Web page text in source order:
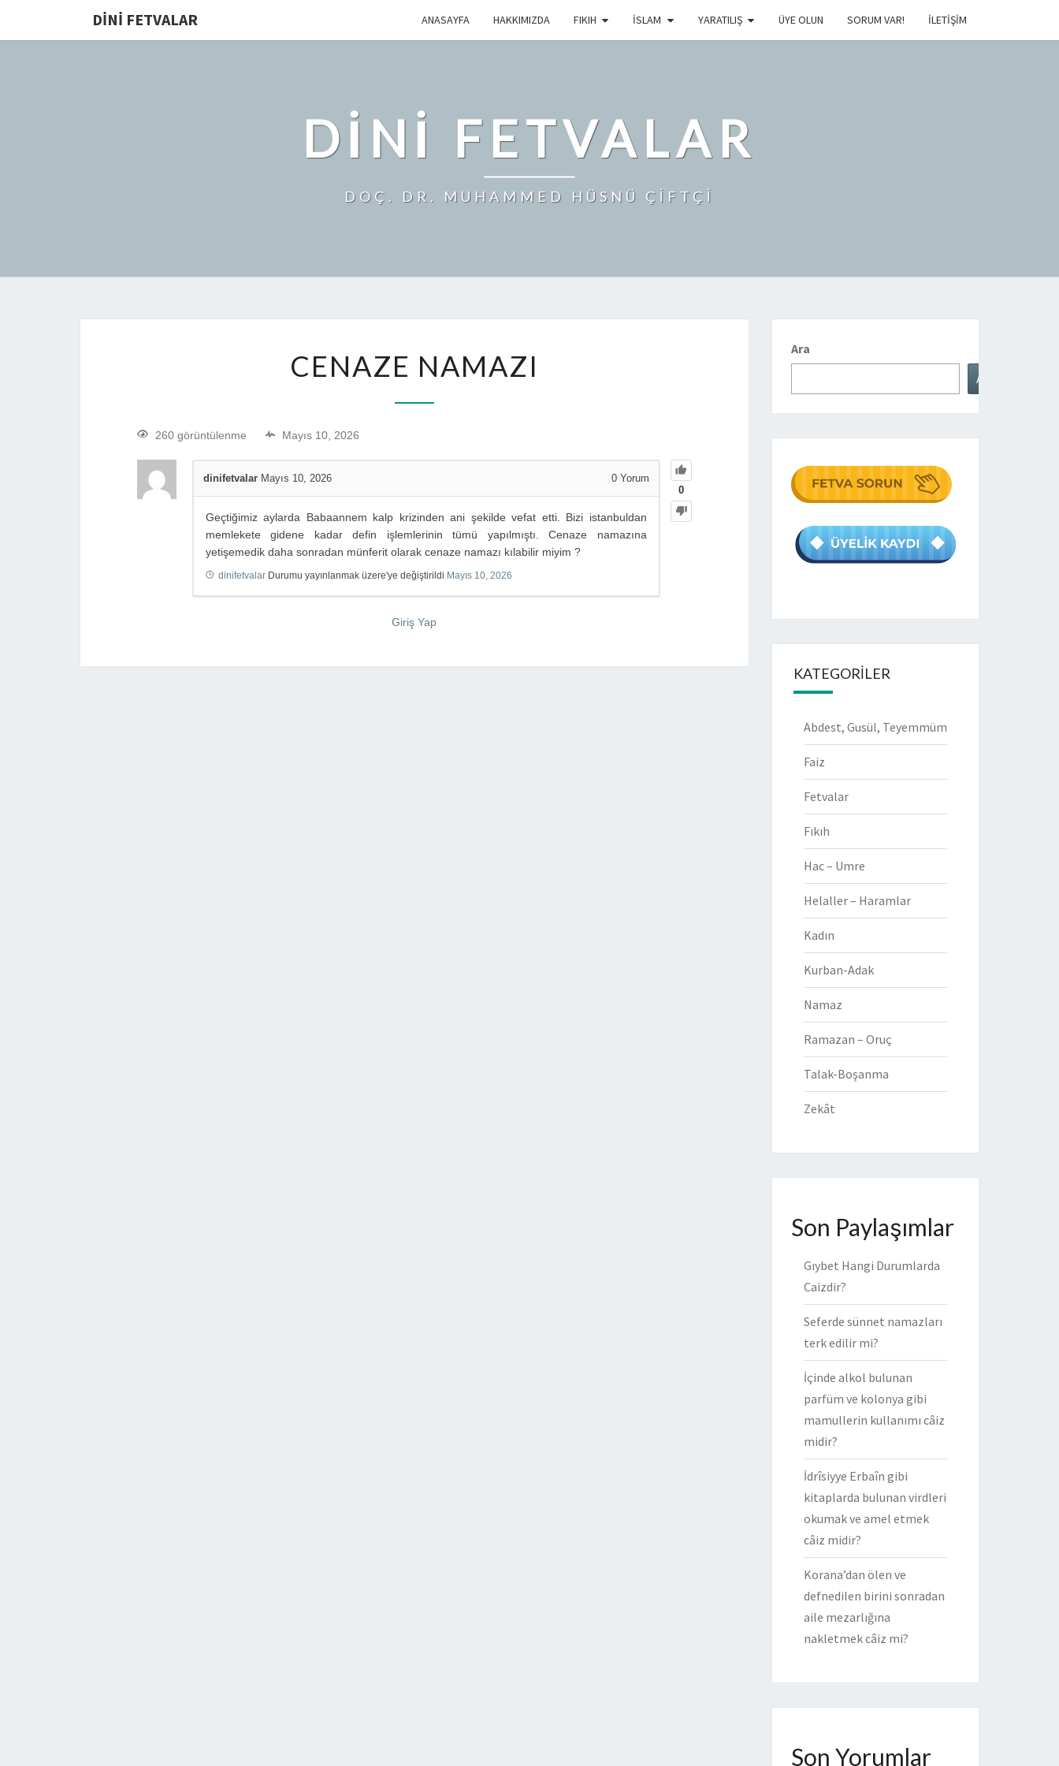
DINI FETVALAR ANASAYFA HAKKIMIZDA FIKIH İSLAM YARATILIŞ ÜYE OLUN SORUM VAR! İLETIŞIM
DINI FETVALAR
DOÇ. DR. MUHAMMED HÜSNÜ ÇİFTÇİ
CENAZE NAMAZI
260 görüntülenme Mayıs 10, 2026
0
dinifetvalar Mayıs 10, 2026 0Yorum
Geçtiğimiz aylarda Babaannem kalp krizinden ani şekilde vefat etti. Bizi istanbuldan
memlekete gidene kadar defin işlemlerinin tümü yapılmıştı. Cenaze namazına
yetişemedik daha sonradan münferit olarak cenaze namazı kılabilir miyim ?
dinifetvalar Durumu yayınlanmak üzere'ye değiştirildi Mayıs 10, 2026
Giriş Yap
Ara
Ara
KATEGORILER
Abdest, Gusül, Teyemmüm
Faiz
Fetvalar
Fıkıh
Hac – Umre
Helaller – Haramlar
Kadın
Kurban-Adak
Namaz
Ramazan – Oruç
Talak-Boşanma
Zekât
Son Paylaşımlar
Gıybet Hangi Durumlarda
Caizdir?
Seferde sünnet namazları
terk edilir mi?
İçinde alkol bulunan
parfüm ve kolonya gibi
mamullerin kullanımı câiz
midir?
İdrîsiyye Erbaîn gibi
kitaplarda bulunan virdleri
okumak ve amel etmek
câiz midir?
Korana’dan ölen ve
defnedilen birini sonradan
aile mezarlığına
nakletmek câiz mi?
Son Yorumlar